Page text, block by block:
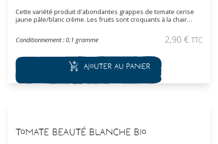
Cette variété produit d'abondantes grappes de tomate cerise
jaune pâle/blanc crème. Les fruits sont croquants à la chair
Conditionnement : 0.1 gramme
2,90 € TTC
Ajouter au panier
Tomate Beauté Blanche Bio